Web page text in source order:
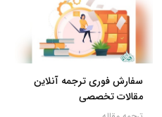
سفارش فوری ترجمه آنلاین
مقالات تخصصی